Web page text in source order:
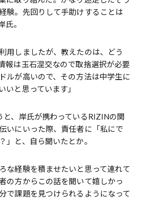
験。先回りして手助けすることは
氏。
用しましたが、教えたのは、どう
報は玉石混交なので取捨選択が必要
ルが高いので、その方法は中学生に
いと思っています」
、岸氏が携わっているRIZINの関
いにいった際、責任者に「私にで
」と、自ら聞いたとか。
な経験を積ませたいと思って連れて
の方からこの話を聞いて嬉しかっ
で課題を見つけられるようになって